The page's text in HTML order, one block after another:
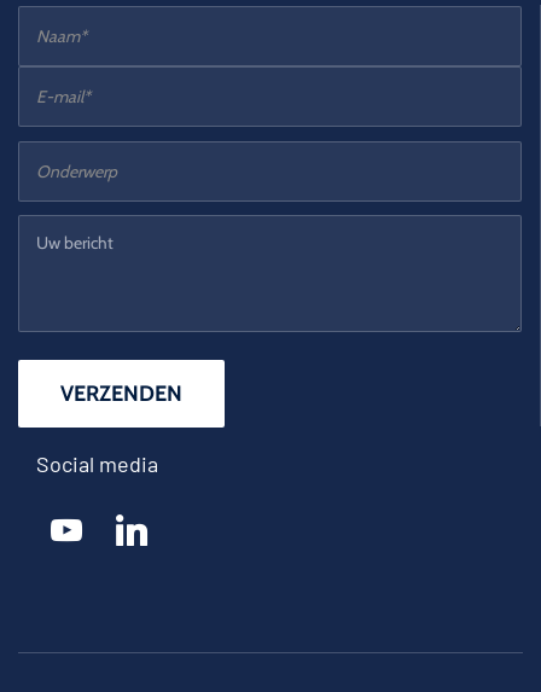
Social media
youtube linkedin